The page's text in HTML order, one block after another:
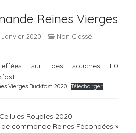
Reines Vierges
2020
Non Classé
sur des souches F0
Vierges Buckfast 2020 Télécharger
Royales 2020
commande Reines Fécondées »